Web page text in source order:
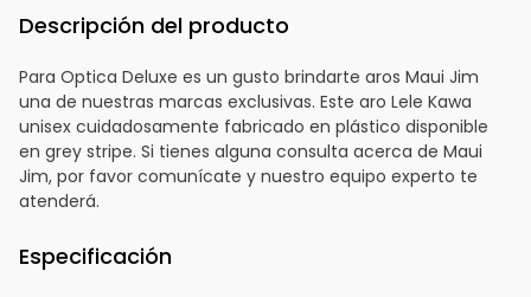
Descripción del producto
Para Optica Deluxe es un gusto brindarte aros Maui Jim
una de nuestras marcas exclusivas. Este aro Lele Kawa
unisex cuidadosamente fabricado en plástico disponible
en grey stripe. Si tienes alguna consulta acerca de Maui
Jim, por favor comunícate y nuestro equipo experto te
atenderá.
Especificación